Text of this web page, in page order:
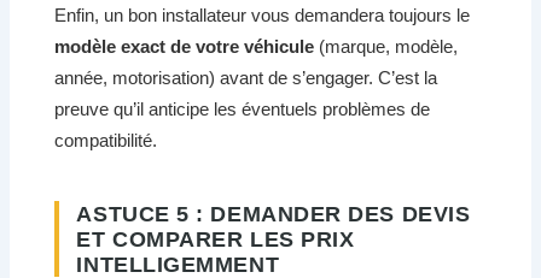
Enfin, un bon installateur vous demandera toujours le
modèle exact de votre véhicule (marque, modèle,
année, motorisation) avant de s’engager. C’est la
preuve qu’il anticipe les éventuels problèmes de
compatibilité.
ASTUCE 5 : DEMANDER DES DEVIS
ET COMPARER LES PRIX
INTELLIGEMMENT